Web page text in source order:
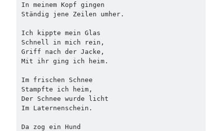
In meinem Kopf gingen
Ständig jene Zeilen umher.
Ich kippte mein Glas
Schnell in mich rein,
Griff nach der Jacke,
Mit ihr ging ich heim.
Im frischen Schnee
Stampfte ich heim,
Der Schnee wurde licht
Im Laternenschein.
Da zog ein Hund